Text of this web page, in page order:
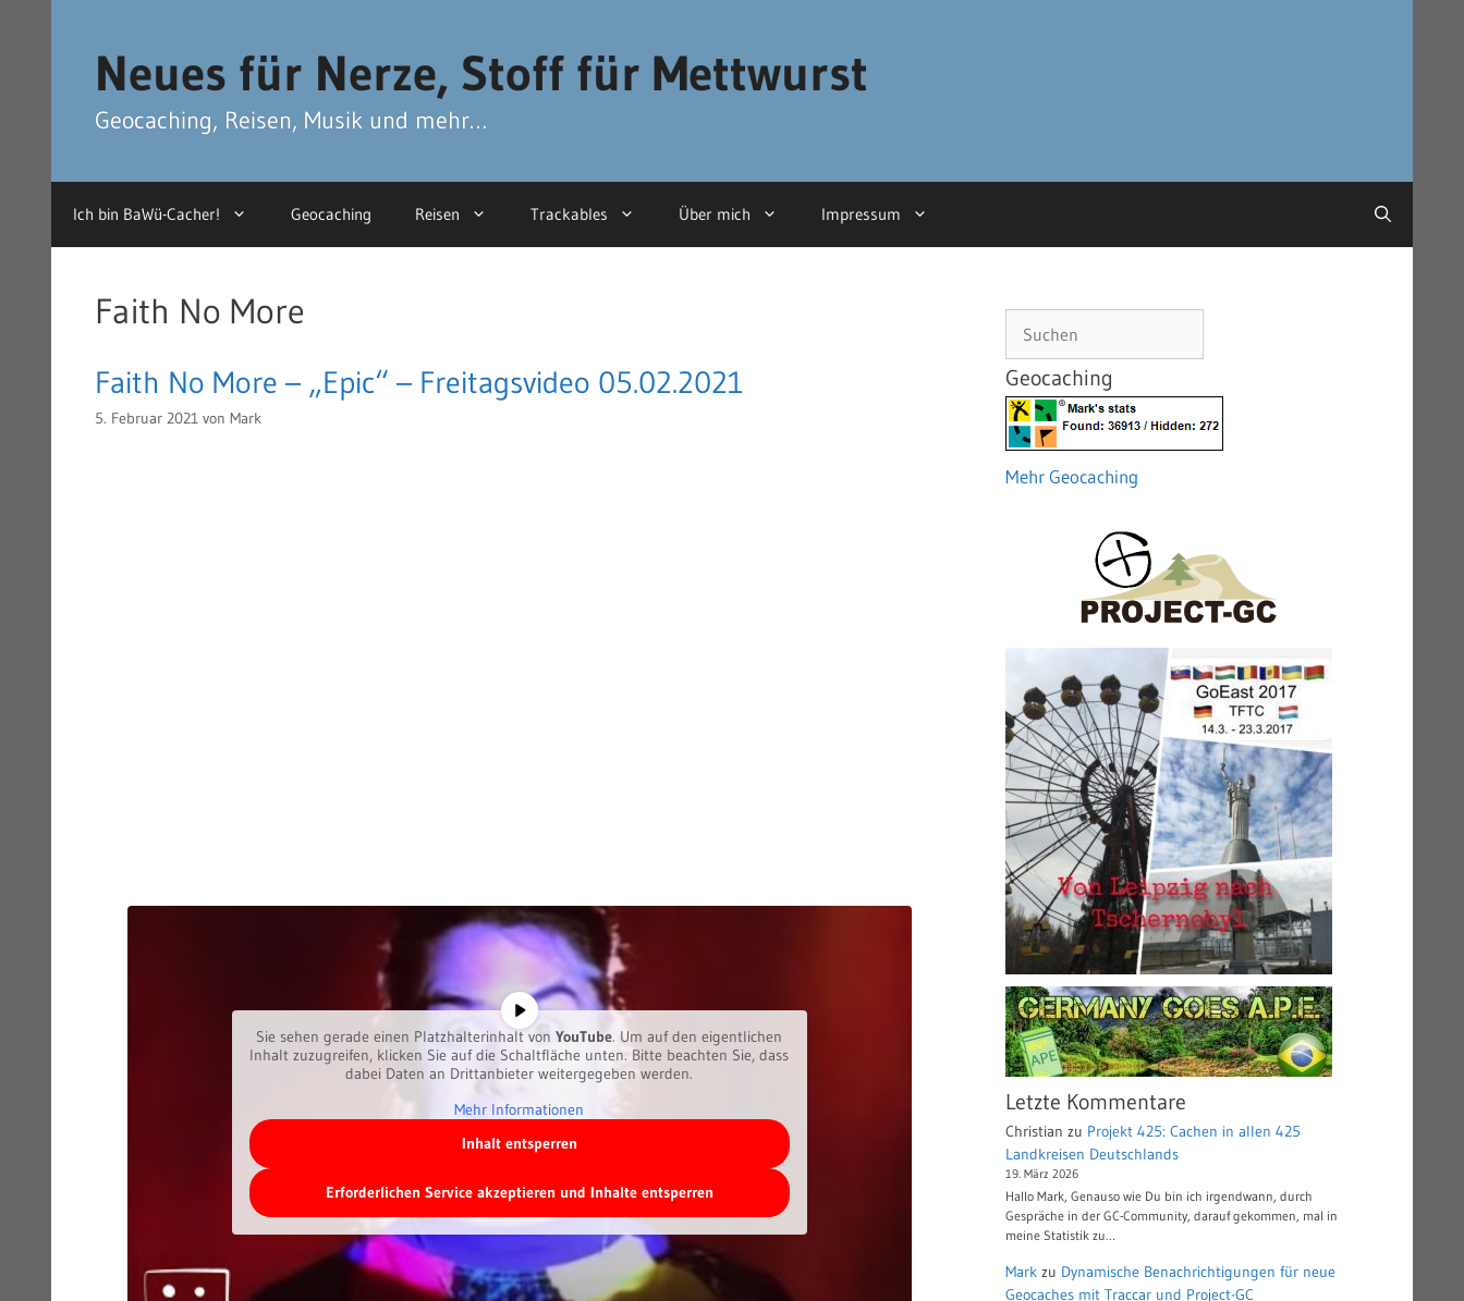
Neues für Nerze, Stoff für Mettwurst
Geocaching, Reisen, Musik und mehr…
Ich bin BaWü-Cacher! Geocaching Reisen Trackables Über mich Impressum
Faith No More
Faith No More – „Epic“ – Freitagsvideo 05.02.2021
5. Februar 2021 von Mark
Sie sehen gerade einen Platzhalterinhalt von YouTube. Um auf den eigentlichen
Inhalt zuzugreifen, klicken Sie auf die Schaltfläche unten. Bitte beachten Sie, dass
dabei Daten an Drittanbieter weitergegeben werden.
Mehr Informationen
Inhalt entsperren
Erforderlichen Service akzeptieren und Inhalte entsperren
Geocaching
Mehr Geocaching
Letzte Kommentare
Christian zu Projekt 425: Cachen in allen 425
Landkreisen Deutschlands
19. März 2026
Hallo Mark, Genauso wie Du bin ich irgendwann, durch
Gespräche in der GC-Community, darauf gekommen, mal in
meine Statistik zu…
Mark zu Dynamische Benachrichtigungen für neue
Geocaches mit Traccar und Project-GC